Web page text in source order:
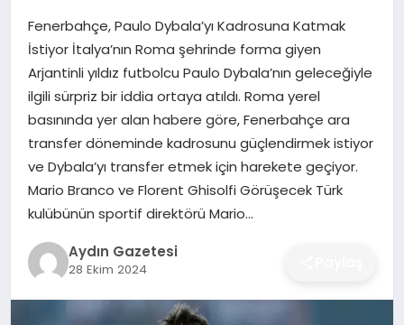
YAŞAM
MAGAZIN
SAĞLIK
EĞITIM
DÜNYA
Fenerbahçe, Paulo Dybala’yı Kadrosuna Katmak
İstiyor İtalya’nın Roma şehrinde forma giyen
Arjantinli yıldız futbolcu Paulo Dybala’nın geleceğiyle
ilgili sürpriz bir iddia ortaya atıldı. Roma yerel
basınında yer alan habere göre, Fenerbahçe ara
transfer döneminde kadrosunu güçlendirmek istiyor
ve Dybala’yı transfer etmek için harekete geçiyor.
Mario Branco ve Florent Ghisolfi Görüşecek Türk
kulübünün sportif direktörü Mario…
Aydın Gazetesi
28 Ekim 2024